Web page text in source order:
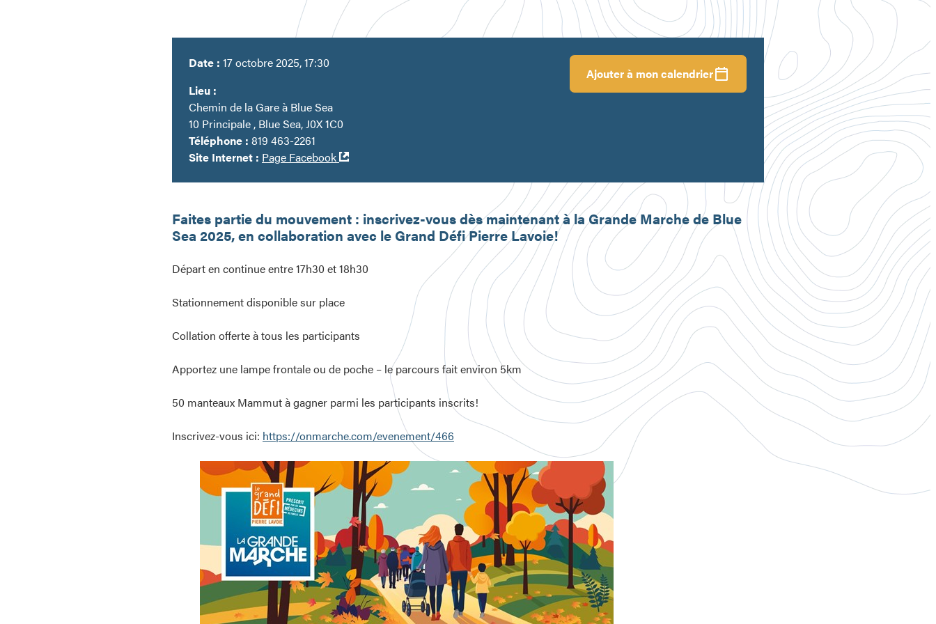
Ajouter à mon calendrier
Date : 17 octobre 2025, 17:30
Lieu :
Chemin de la Gare à Blue Sea
10 Principale , Blue Sea, J0X 1C0
Téléphone : 819 463-2261
Site Internet : Page Facebook
Ouvre
fenêtre
Faites partie du mouvement : inscrivez-vous dès maintenant à la Grande Marche de Blue
Sea 2025, en collaboration avec le Grand Défi Pierre Lavoie!
Départ en continue entre 17h30 et 18h30
Stationnement disponible sur place
Collation offerte à tous les participants
Apportez une lampe frontale ou de poche – le parcours fait environ 5km
50 manteaux Mammut à gagner parmi les participants inscrits!
Inscrivez-vous ici: https://onmarche.com/evenement/466